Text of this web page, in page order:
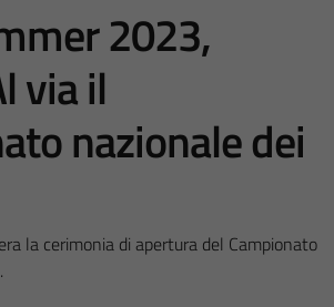
2023,
via il
nazionale dei
la cerimonia di apertura del Campionato